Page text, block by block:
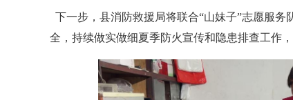
下一步，县消防救援局将联合“山妹子”志愿服
全，持续做实做细夏季防火宣传和隐患排查工作